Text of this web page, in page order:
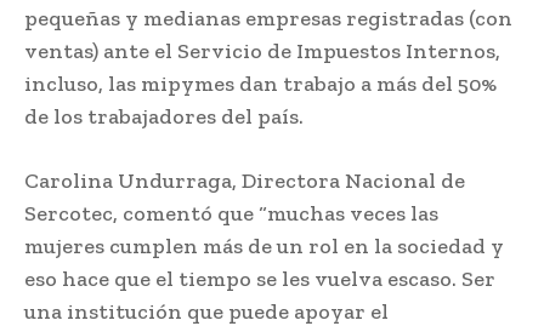
pequeñas y medianas empresas registradas (con
ventas) ante el Servicio de Impuestos Internos,
incluso, las mipymes dan trabajo a más del 50%
de los trabajadores del país.
Carolina Undurraga, Directora Nacional de
Sercotec, comentó que “muchas veces las
mujeres cumplen más de un rol en la sociedad y
eso hace que el tiempo se les vuelva escaso. Ser
una institución que puede apoyar el